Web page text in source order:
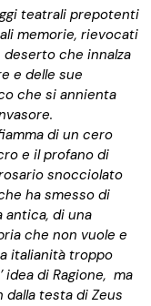
teatrali prepotenti
memorie, rievocati
che innalza
e delle sue
che si annienta
di un cero
e il profano di
snocciolato
ha smesso di
antica, di una
che non vuole e
italianità troppo
idea di Ragione, ma
testa di Zeus